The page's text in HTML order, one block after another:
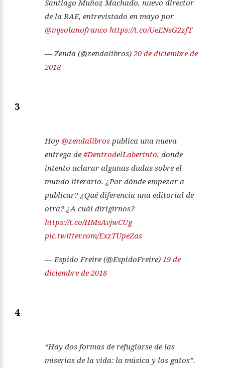
Santiago Muñoz Machado, nuevo director
de la RAE, entrevistado en mayo por
@mjsolanofranco https://t.co/UeENsG2zfT
— Zenda (@zendalibros)20 de diciembre de
2018
3
Hoy @zendalibros publica una nueva
entrega de #DentrodelLaberinto, donde
intento aclarar algunas dudas sobre el
mundo literario. ¿Por dónde empezar a
publicar? ¿Qué diferencia una editorial de
otra? ¿A cuál dirigirnos?
https://t.co/HMsAvjwCUg
pic.twitter.com/ExzTUpeZas
— Espido Freire (@EspidoFreire) 19 de
diciembre de 2018
4
“Hay dos formas de refugiarse de las
miserias de la vida: la música y los gatos”.